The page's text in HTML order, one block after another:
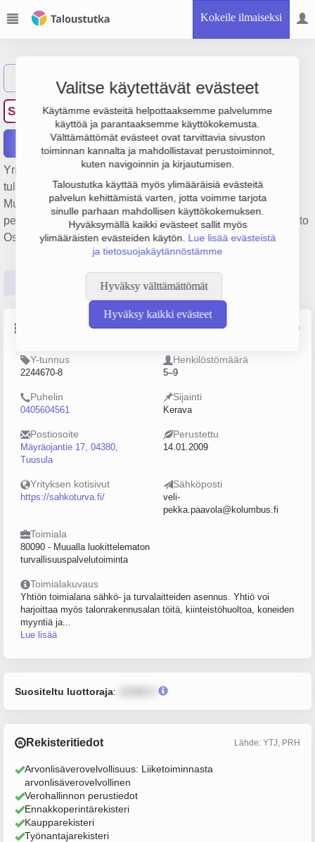
Kokeile ilmaiseksi
Valitse käytettävät evästeet
Käytämme evästeitä helpottaaksemme palvelumme
käyttöä ja parantaaksemme käyttökokemusta.
Välttämättömät evästeet ovat tarvittavia sivuston
toiminnan kannalta ja mahdollistavat perustoiminnot,
kuten navigoinnin ja kirjautumisen.
Taloustutka käyttää myös ylimääräisiä evästeitä
palvelun kehittämistä varten, jotta voimme tarjota
sinulle parhaan mahdollisen käyttökokemuksen.
Hyväksymällä kaikki evästeet sallit myös
ylimääräisten evästeiden käytön. Lue lisää evästeistä
ja tietosuojakäytännöstämme
Hyväksy välttämättömät
Hyväksy kaikki evästeet
SS Suomen Sähköturva Oy
Raportit
Yrityksen Suomen Sähköturva Oy liikevaihto on 1.1 milj. €,
tulos 187 000 € ja henkilöstömäärä 8. Sen päätoimiala on
Muualla luokittelematon turvallisuuspalvelutoiminta,
perustamisvuosi 2009 ja sijainti Kerava. Yrityksen yhtiömuoto
Osakeyhtiö (OY).
Tilinpäätösluvut Päättäjätiedot
Lähde: YTJ, PRH, Traficom
Y-tunnus
2244670-8
Henkilöstömäärä
5–9
Puhelin
0405604561
Sijainti
Kerava
Postiosoite
Mäyräojantie 17, 04380,
Tuusula
Perustettu
14.01.2009
Yrityksen kotisivut
https://sahkoturva.fi/
Sähköposti
veli-
pekka.paavola@kolumbus.fi
Toimiala
80090 - Muualla luokittelematon
turvallisuuspalvelutoiminta
Toimialakuvaus
Yhtiön toimialana sähkö- ja turvalaitteiden asennus. Yhtiö voi
harjoittaa myös talonrakennusalan töitä, kiinteistöhuoltoa, koneiden
myyntiä ja...
Lue lisää
Suositeltu luottoraja:
Rekisteritiedot Lähde: YTJ, PRH
Arvonlisäverovelvollisuus: Liiketoiminnasta
arvonlisäverovelvollinen
Verohallinnon perustiedot
Ennakkoperintärekisteri
Kaupparekisteri
Työnantajarekisteri